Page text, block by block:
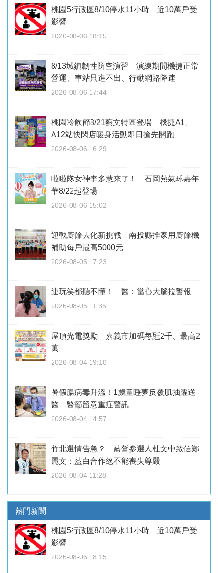
桃園5行政區8/10停水11小時 近10萬戶受
影響
2026-08-06 18:15
8/13城鎮韌性防空演習 演練期間機捷正常
營運、車站只進不出、行動網路降速
2026-08-06 17:44
桃園冷飲節8/21藝文特區登場 機捷A1、
A12站快閃店暖身活動即日搶先開跑
2026-08-06 16:29
啦啦隊女神李多慧來了！ 石岡熱氣球嘉年
華8/22起登場
2026-08-06 15:02
迎戰廚餘去化新挑戰 南投縣推家用廚餘機
補助每戶最高5000元
2026-08-05 17:23
連玩笑都聽不懂！ 醫：當心大腦拉警報
2026-08-05 11:35
屋頂光電獎勵 嘉義市加碼每瓩2千、最高2
萬
2026-08-04 19:10
暑假腸病毒升溫！1歲童睡夢反覆肌抽躍送
醫 醫籲留意重症警訊
2026-08-04 14:57
竹北選情告急？ 藍營參選人杜文中致信鄭
麗文：藍白合作絕不能喪失尊嚴
2026-08-04 11:28
熱門新聞
桃園5行政區8/10停水11小時 近10萬戶受
影響
2026-08-06 18:15